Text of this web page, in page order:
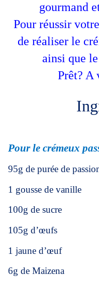
gourmand
Pour réussir
de réaliser le
ainsi que
Prêt? A
Pour le crémeux
95g de purée de
1 gousse de vanille
100g de sucre
105g d’œufs
1 jaune d’œuf
6g de Maizena